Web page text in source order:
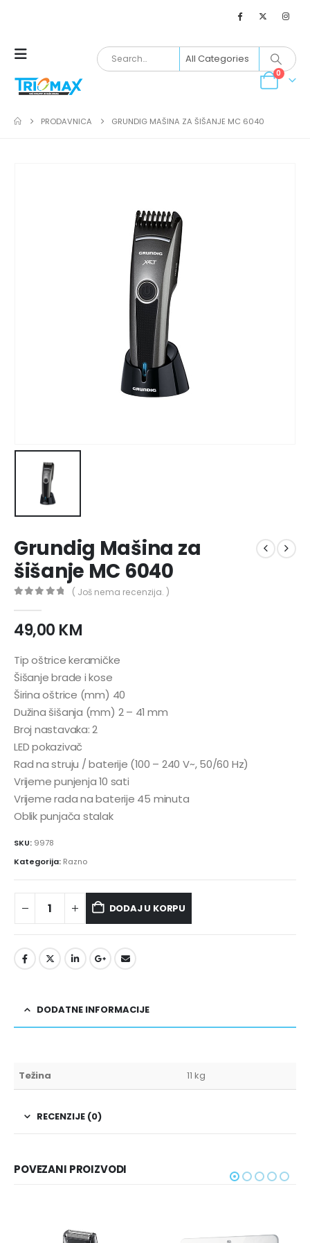
0
PRODAVNICA GRUNDIG MAŠINA ZA ŠIŠANJE MC 6040
Grundig Mašina za
šišanje MC 6040
( Još nema recenzija. )
49,00 KM
Tip oštrice keramičke
Šišanje brade i kose
Širina oštrice (mm) 40
Dužina šišanja (mm) 2 – 41 mm
Broj nastavaka: 2
LED pokazivač
Rad na struju / baterije (100 – 240 V~, 50/60 Hz)
Vrijeme punjenja 10 sati
Vrijeme rada na baterije 45 minuta
Oblik punjača stalak
SKU: 9978
Kategorija: Razno
DODAJ U KORPU
DODATNE INFORMACIJE
Težina 11 kg
RECENZIJE (0)
POVEZANI PROIZVODI